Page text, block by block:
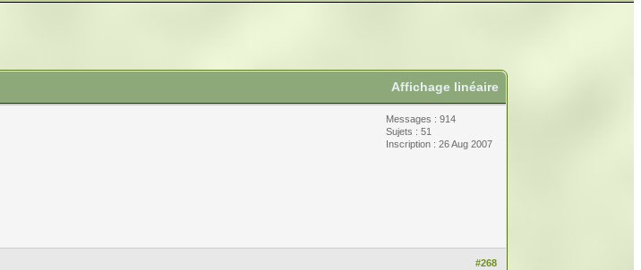
Affichage linéaire
Messages : 914
Sujets : 51
Inscription : 26 Aug 2007
#268